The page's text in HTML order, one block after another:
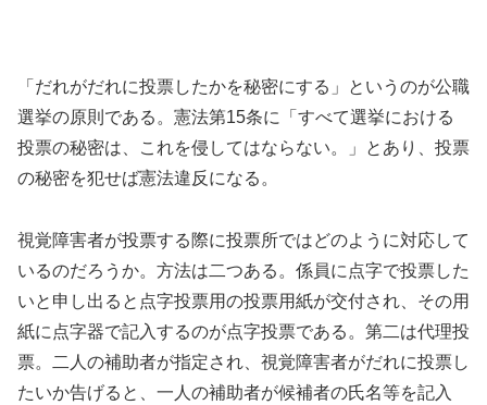
「だれがだれに投票したかを秘密にする」というのが公職
選挙の原則である。憲法第15条に「すべて選挙における
投票の秘密は、これを侵してはならない。」とあり、投票
の秘密を犯せば憲法違反になる。
視覚障害者が投票する際に投票所ではどのように対応して
いるのだろうか。方法は二つある。係員に点字で投票した
いと申し出ると点字投票用の投票用紙が交付され、その用
紙に点字器で記入するのが点字投票である。第二は代理投
票。二人の補助者が指定され、視覚障害者がだれに投票し
たいか告げると、一人の補助者が候補者の氏名等を記入